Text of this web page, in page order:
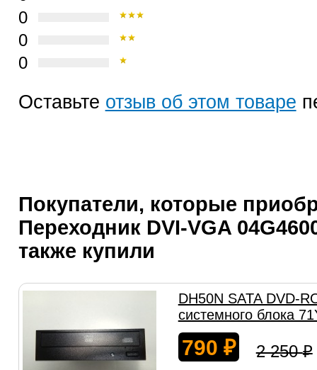
0
0
0
Оставьте отзыв об этом товаре
Покупатели, которые
Переходник DVI-VGA
также купили
DH50N SATA DVD-
системного блока
790 ₽ 2 250₽